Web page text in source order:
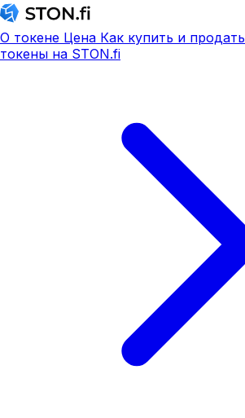
О токене Цена Как купить и продать
токены на STON.fi